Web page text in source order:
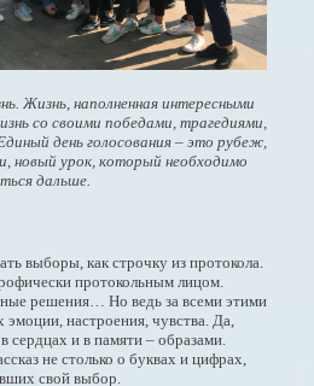
Жизнь, наполненная интересными
со своими победами, трагедиями,
день голосования – это рубеж,
новый урок, который необходимо
дальше.
выборы, как строчку из протокола.
протокольным лицом.
решения… Но ведь за всеми этими
настроения, чувства. Да,
сердцах и в памяти – образами.
не столько о буквах и цифрах,
свой выбор.